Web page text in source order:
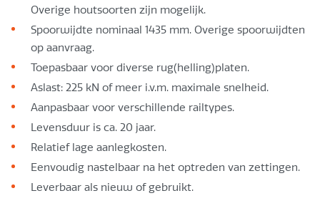
Overige houtsoorten zijn mogelijk.
Spoorwijdte nominaal 1435 mm. Overige spoorwijdten
op aanvraag.
Toepasbaar voor diverse rug(helling)platen.
Aslast: 225 kN of meer i.v.m. maximale snelheid.
Aanpasbaar voor verschillende railtypes.
Levensduur is ca. 20 jaar.
Relatief lage aanlegkosten.
Eenvoudig nastelbaar na het optreden van zettingen.
Leverbaar als nieuw of gebruikt.